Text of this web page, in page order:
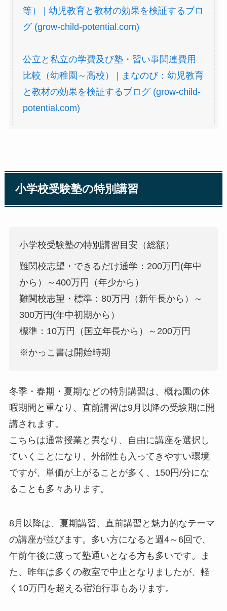
等） | 幼児教育と教材の効果を検証するブロ
グ (grow-child-potential.com)
公立と私立の学費及び塾・習い事関連費用
比較（幼稚園～高校） | まなのび：幼児教育
と教材の効果を検証するブログ (grow-child-
potential.com)
小学校受験塾の特別講習
小学校受験塾の特別講習目安（総額）
難関校志望・できるだけ通学：200万円(年中
から）～400万円（年少から）
難関校志望・標準：80万円（新年長から）～
300万円(年中初期から）
標準：10万円（国立年長から）～200万円
※かっこ書は開始時期
冬季・春期・夏期などの特別講習は、概ね園の休
暇期間と重なり、直前講習は9月以降の受験期に開
講されます。
こちらは通常授業と異なり、自由に講座を選択し
ていくことになり、外部性も入ってきやすい環境
ですが、単価が上がることが多く、150円/分にな
ることも多々あります。
8月以降は、夏期講習、直前講習と魅力的なテーマ
の講座が並びます。多い方になると週4～6回で、
午前午後に渡って塾通いとなる方も多いです。ま
た、昨年は多くの教室で中止となりましたが、軽
く10万円を超える宿泊行事もあります。